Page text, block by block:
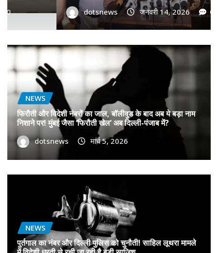
dotsnews जनवरी 9, 2026 0
NEWS
फिरौती और विदेशी नंबरों का जाल, बॉलीवुड के बाद अब ये बड़ा नाम
निशाने पर! मुंबई जैसा ‘फिरौती खेल’ अब दिल्ली-पंजाब में?
dotsnews मार्च 5, 2026
NEWS
पुर्तगाल का नंबर और दिल्ली पुलिस को चुनौती! साहिल लूथरा मामले